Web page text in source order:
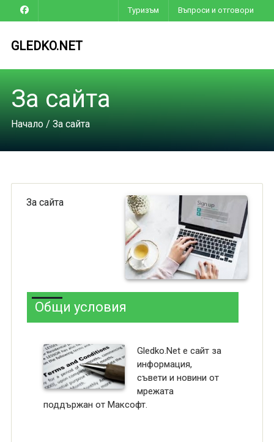
Туризъм Въпроси и отговори
GLEDKO.NET
За сайта
Начало/ За сайта
За сайта
Общи условия
Gledko.Net е сайт за
информация,
съвети и новини от
мрежата
поддържан от Максофт.